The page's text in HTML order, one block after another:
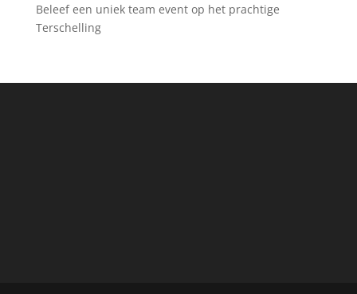
Beleef een uniek team event op het prachtige
Terschelling